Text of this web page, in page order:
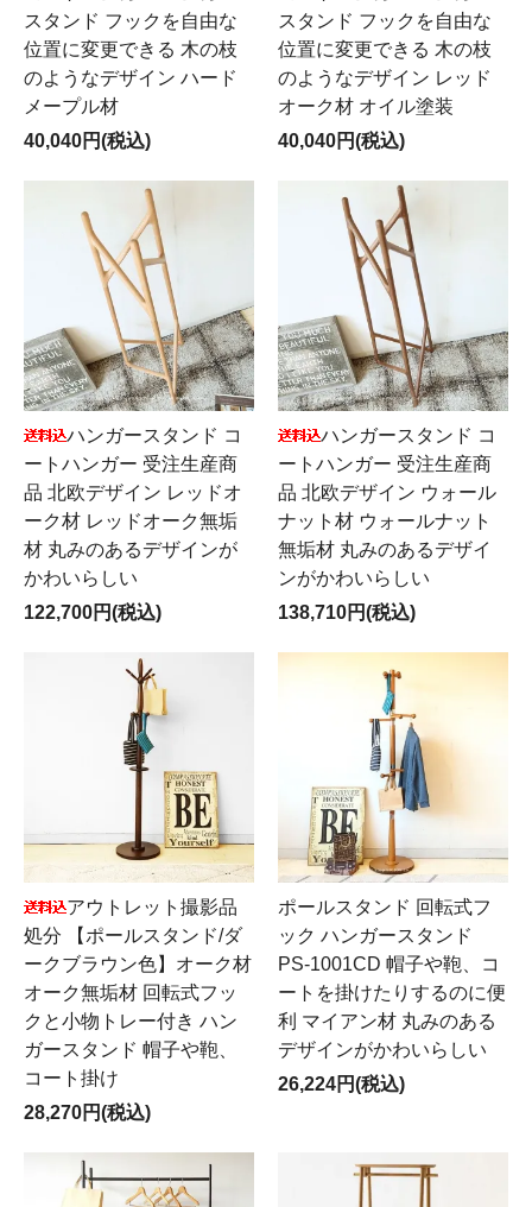
スタンド フックを自由な
位置に変更できる 木の枝
のようなデザイン ハード
メープル材
40,040円(税込)
スタンド フックを自由な
位置に変更できる 木の枝
のようなデザイン レッド
オーク材 オイル塗装
40,040円(税込)
ハンガースタンド コ
ートハンガー 受注生産商
品 北欧デザイン レッドオ
ーク材 レッドオーク無垢
材 丸みのあるデザインが
かわいらしい
122,700円(税込)
ハンガースタンド コ
ートハンガー 受注生産商
品 北欧デザイン ウォール
ナット材 ウォールナット
無垢材 丸みのあるデザイ
ンがかわいらしい
138,710円(税込)
アウトレット撮影品
処分 【ポールスタンド/ダ
ークブラウン色】オーク材
オーク無垢材 回転式フッ
クと小物トレー付き ハン
ガースタンド 帽子や鞄、
コート掛け
28,270円(税込)
ポールスタンド 回転式フ
ック ハンガースタンド
PS-1001CD 帽子や鞄、コ
ートを掛けたりするのに便
利 マイアン材 丸みのある
デザインがかわいらしい
26,224円(税込)